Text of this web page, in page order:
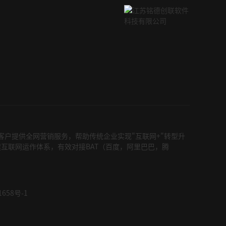
提供全网营销服务，帮助传统企业实现"互联网+"转型升
联网运作体系，有效对接BAT（百度，阿里巴巴，腾
号-1